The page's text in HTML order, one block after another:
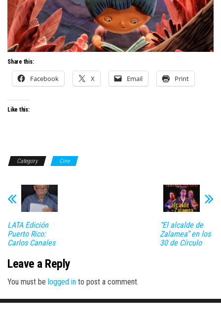
Share this:
Facebook X Email Print
Like this:
Category Cine
LATA Edición
Puerto Rico:
Carlos Canales
“El alcalde de
Zalamea” en los
30 de Círculo
Leave a Reply
You must be logged in to post a comment.